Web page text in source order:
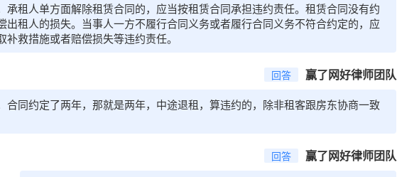
承租人单方面解除租赁合同的，应当按租赁合同承担违约责任。租赁合同没有约
出租人的损失。当事人一方不履行合同义务或者履行合同义务不符合约定的，应
补救措施或者赔偿损失等违约责任。
回答 赢了网好律师团队
合同约定了两年，那就是两年，中途退租，算违约的，除非租客跟房东协商一致
回答 赢了网好律师团队